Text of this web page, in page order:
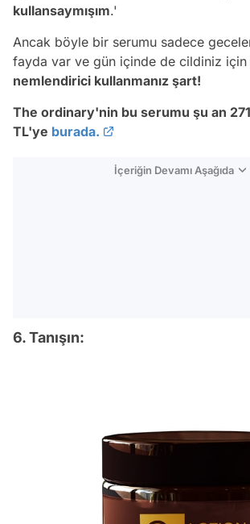
kullansaymışım.'
Ancak böyle bir serumu sadece
fayda var ve gün içinde de cildiniz için
nemlendirici kullanmanız şart!
The ordinary'nin bu serumu şu an
TL'ye burada.
İçeriğin Devamı Aşağıda
6. Tanışın: